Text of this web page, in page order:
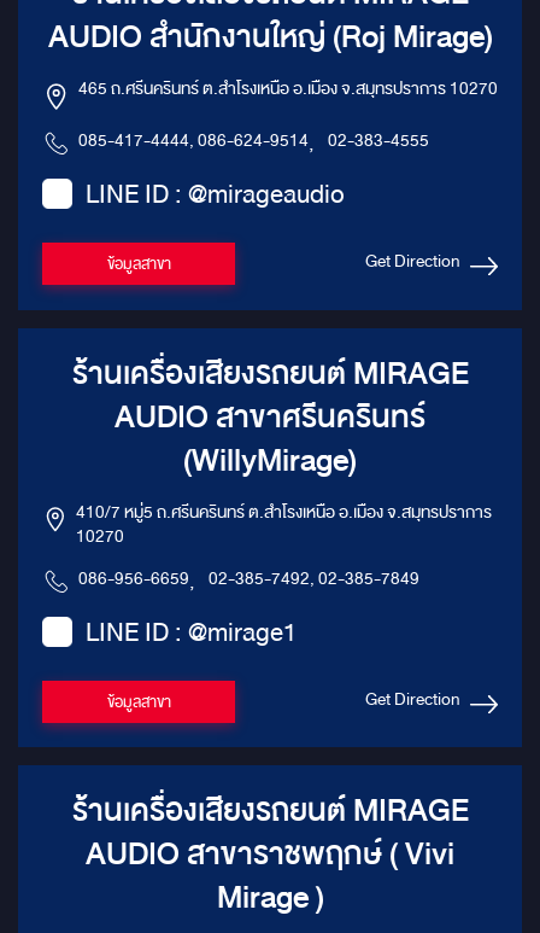
AUDIO สำนักงานใหญ่ (Roj Mirage)
465 ถ.ศรีนครินทร์ ต.สำโรงเหนือ อ.เมือง จ.สมุทรปราการ 10270
085-417-4444, 086-624-9514, 02-383-4555
LINE ID : @mirageaudio
ข้อมูลสาขา Get Direction
ร้านเครื่องเสียงรถยนต์ MIRAGE
AUDIO สาขาศรีนครินทร์
(WillyMirage)
410/7 หมู่5 ถ.ศรีนครินทร์ ต.สำโรงเหนือ อ.เมือง จ.สมุทรปราการ
10270
086-956-6659, 02-385-7492, 02-385-7849
LINE ID : @mirage1
ข้อมูลสาขา Get Direction
ร้านเครื่องเสียงรถยนต์ MIRAGE
AUDIO สาขาราชพฤกษ์ ( Vivi
Mirage )